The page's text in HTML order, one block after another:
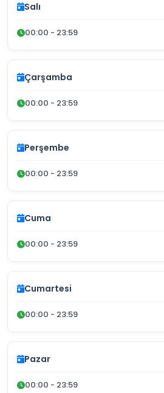
Salı
00:00 - 23:59
Çarşamba
00:00 - 23:59
Perşembe
00:00 - 23:59
Cuma
00:00 - 23:59
Cumartesi
00:00 - 23:59
Pazar
00:00 - 23:59